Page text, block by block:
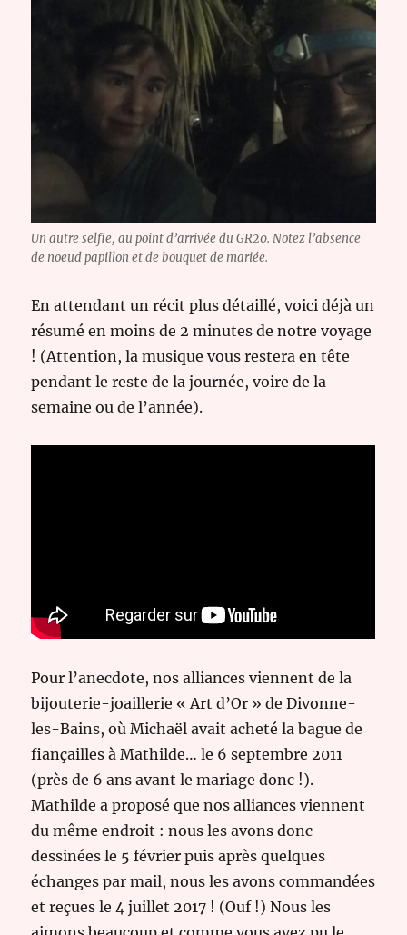
Un autre selfie, au point d’arrivée du GR20. Notez l’absence
de noeud papillon et de bouquet de mariée.
En attendant un récit plus détaillé, voici déjà un
résumé en moins de 2 minutes de notre voyage
! (Attention, la musique vous restera en tête
pendant le reste de la journée, voire de la
semaine ou de l’année).
Pour l’anecdote, nos alliances viennent de la
bijouterie-joaillerie « Art d’Or » de Divonne-
les-Bains, où Michaël avait acheté la bague de
fiançailles à Mathilde… le 6 septembre 2011
(près de 6 ans avant le mariage donc !).
Mathilde a proposé que nos alliances viennent
du même endroit : nous les avons donc
dessinées le 5 février puis après quelques
échanges par mail, nous les avons commandées
et reçues le 4 juillet 2017 ! (Ouf !) Nous les